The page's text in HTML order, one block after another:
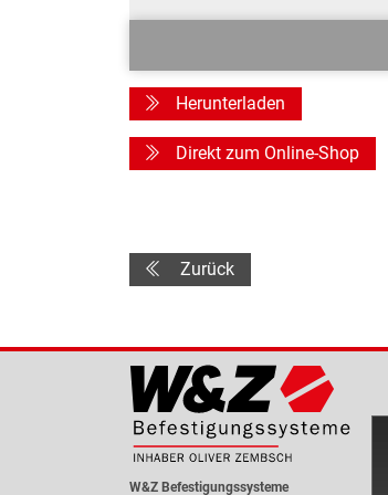
Herunterladen
Direkt zum Online-Shop
Zurück
W&Z Befestigungssysteme